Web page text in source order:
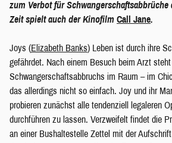
zum Verbot für Schwangerschaftsabbrüche
Zeit spielt auch der Kinofilm Call Jane.
Joys (Elizabeth Banks) Leben ist durch ihre
gefährdet. Nach einem Besuch beim Arzt
Schwangerschaftsabbruchs im Raum – im
das allerdings nicht so einfach. Joy und ihr
probieren zunächst alle tendenziell legaleren
durchführen zu lassen. Verzweifelt findet die
an einer Bushaltestelle Zettel mit der Aufschrift